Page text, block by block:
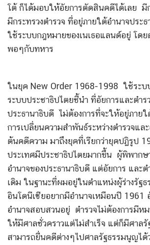
โต้ ก็ได้มอบให้อัยการตัดสินคดีได้เลย มี
มีกระทรวงตำรวจ ที่อยู่ภายใต้อำนาจประ
ใช้ระบบกฎหมายของเนเธอแลนด์อยู่ โด
พอๆกับทหาร
ในยุค New Order 1968-1998 ใช้ระบ
ระบบประชาธิปไตยชี้นำ ที่อัยการและตำร
ประธานาธิบดี ไม่ต้องการที่จะให้อยู่ภาย
การเปลี่ยนความสำพันธ์ระหว่างตำรวจแล
ต้นคดีความ มาถึงยุคที่เรียกว่ายุคปฏิรูป
ประเทศมีประชาธิปไตยมากขึ้น ผู้พิพากษ
อำนาจของประธานาธิบดี แต่อัยการ และต
เดิม ในฐานะที่ผมอยู่ในตำแหน่งผู้ร่างรัฐ
อินโดนีเซียอยากมีอำนาจเหมือนปี 1961
อำนาจสอบสวนอยู่ ตำรวจไม่ต้องการมีห
ให้มีศาลชั่วคราวแต่ไม่สำเร็จ แต่ก็มีศาล
สามารถยื่นคดีต่างๆไปศาลรัฐธรรมนูญไ